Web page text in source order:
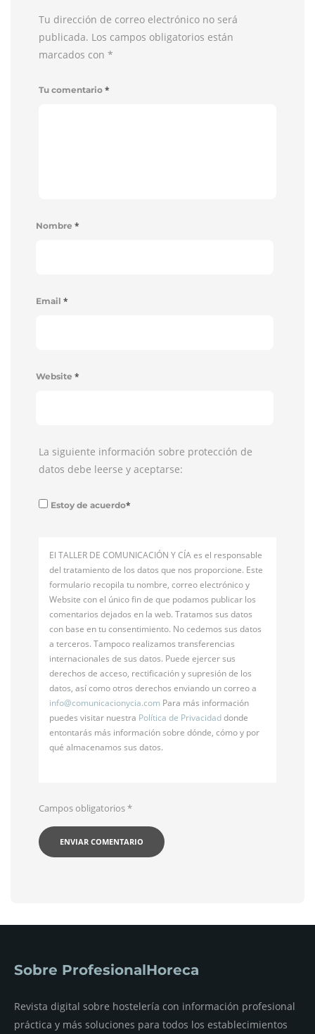
Tu dirección de correo electrónico no será
publicada. Los campos obligatorios están
marcados con *
Tu comentario *
Nombre *
Email *
Website *
La siguiente información sobre protección de
datos debe leerse y aceptarse:
Estoy de acuerdo*
El TALLER DE COMUNICACIÓN Y CÍA es el responsable
del tratamiento de los datos que nos proporcione. Este
formulario recopila tu nombre, correo electrónico y
Website con el único fin de que podamos publicar los
comentarios dejados en la web. Tratamos sus datos
con base en tu consentimiento. No cedemos sus datos
a terceros. Tampoco realizamos transferencias
internacionales de sus datos. Puede ejercer sus
derechos de acceso, rectificación y supresión de los
datos, así como otros derechos enviando un correo a
info@comunicacionycia.com Para más información
puedes visitar nuestra Política de Privacidaddonde
entontarás más información sobre dónde, cómo y por
qué almacenamos sus datos.
Campos obligatorios*
Sobre ProfesionalHoreca
Revista digital sobre hostelería con información profesional
práctica y más soluciones para todos los establecimientos